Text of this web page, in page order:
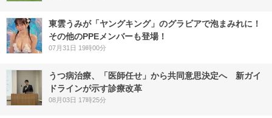
東雲うみが「ヤングキング」のグラビアで泡まみれに！
その他のPPEメンバーも登場！
07月31日 19時00分
うつ病治療、「医師任せ」から共同意思決定へ 新ガイ
ドラインが示す診療改革
08月03日 17時25分